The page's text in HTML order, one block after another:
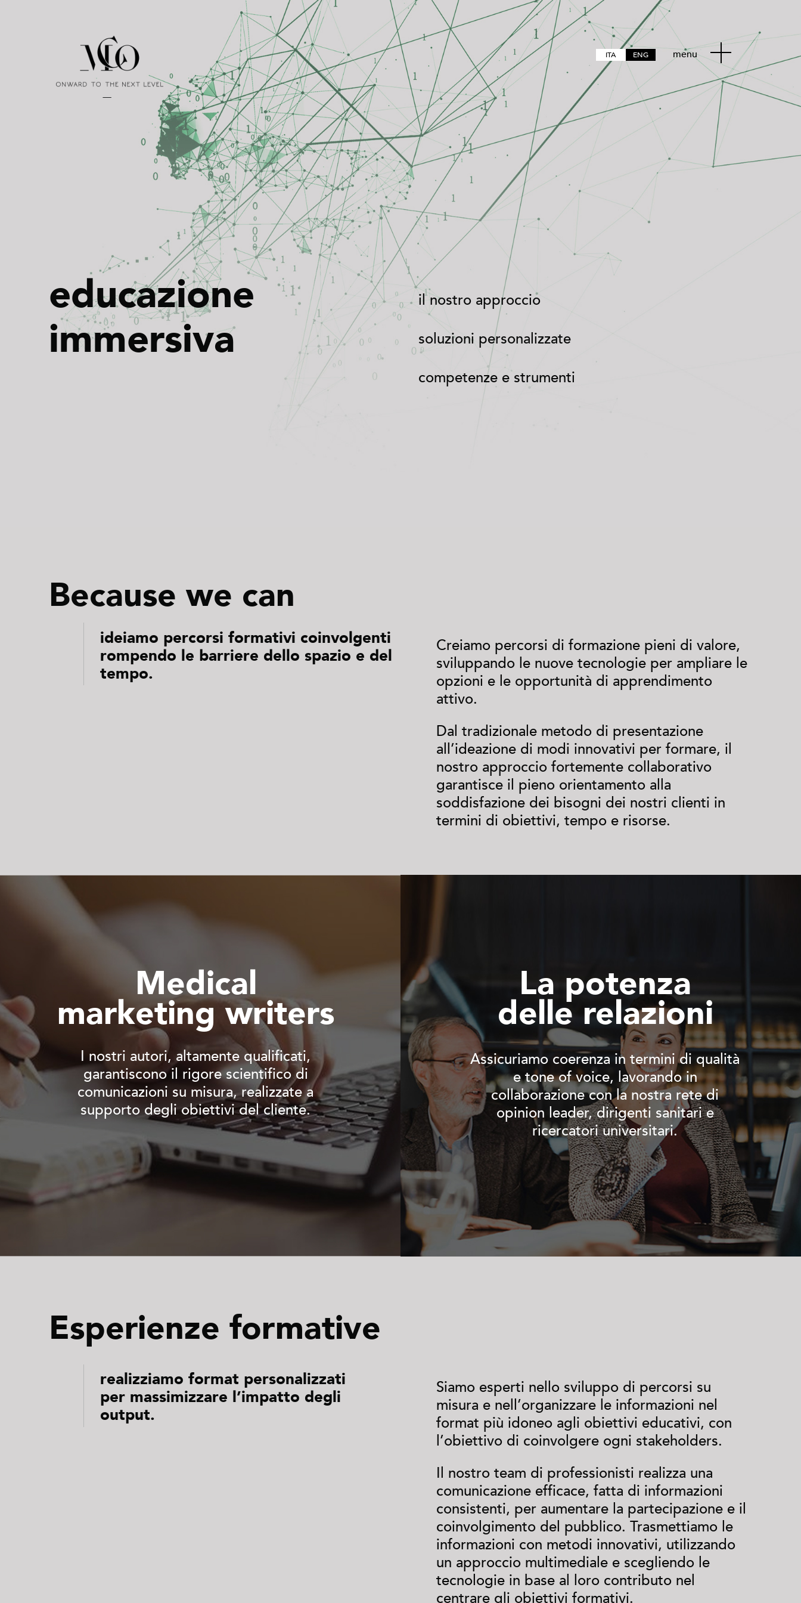
ITA ENG menu
educazione
immersiva
il nostro approccio
soluzioni personalizzate
competenze e strumenti
Because we can
ideiamo percorsi formativi coinvolgenti
rompendo le barriere dello spazio e del
tempo.
Creiamo percorsi di formazione pieni di valore,
sviluppando le nuove tecnologie per ampliare le
opzioni e le opportunità di apprendimento
attivo.
Dal tradizionale metodo di presentazione
all’ideazione di modi innovativi per formare, il
nostro approccio fortemente collaborativo
garantisce il pieno orientamento alla
soddisfazione dei bisogni dei nostri clienti in
termini di obiettivi, tempo e risorse.
Medical
marketing writers
I nostri autori, altamente qualificati,
garantiscono il rigore scientifico di
comunicazioni su misura, realizzate a
supporto degli obiettivi del cliente.
La potenza
delle relazioni
Assicuriamo coerenza in termini di qualità
e tone of voice, lavorando in
collaborazione con la nostra rete di
opinion leader, dirigenti sanitari e
ricercatori universitari.
Esperienze formative
realizziamo format personalizzati
per massimizzare l’impatto degli
output.
Siamo esperti nello sviluppo di percorsi su
misura e nell’organizzare le informazioni nel
format più idoneo agli obiettivi educativi, con
l’obiettivo di coinvolgere ogni stakeholders.
Il nostro team di professionisti realizza una
comunicazione efficace, fatta di informazioni
consistenti, per aumentare la partecipazione e il
coinvolgimento del pubblico. Trasmettiamo le
informazioni con metodi innovativi, utilizzando
un approccio multimediale e scegliendo le
tecnologie in base al loro contributo nel
centrare gli obiettivi formativi.